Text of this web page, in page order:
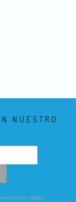
NUESTRO
spam